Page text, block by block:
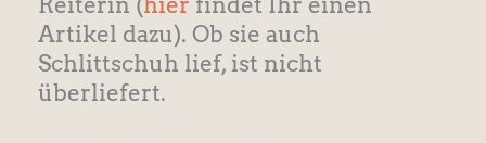
Artikel dazu). Ob sie auch
Schlittschuh lief, ist nicht
überliefert.